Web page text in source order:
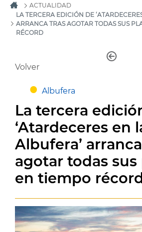
ACTUALIDAD
LA TERCERA EDICIÓN DE
ARRANCA TRAS AGOTAR TODAS SUS
RÉCORD
Volver
Albufera
La tercera
‘Atardeceres en
Albufera’
agotar todas sus
en tiempo